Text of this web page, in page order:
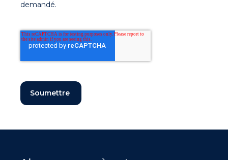
demandé.